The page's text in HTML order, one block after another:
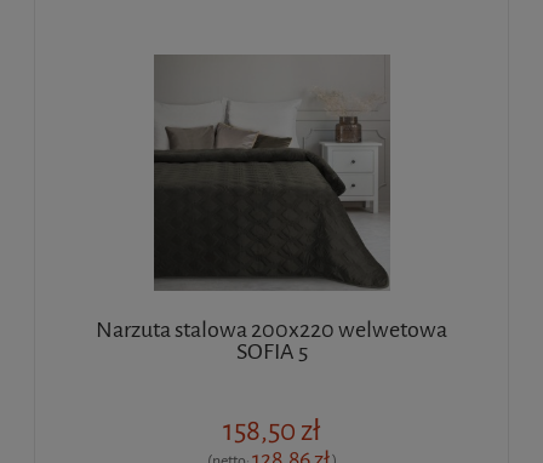
Narzuta stalowa 200x220 welwetowa
SOFIA 5
158,50 zł